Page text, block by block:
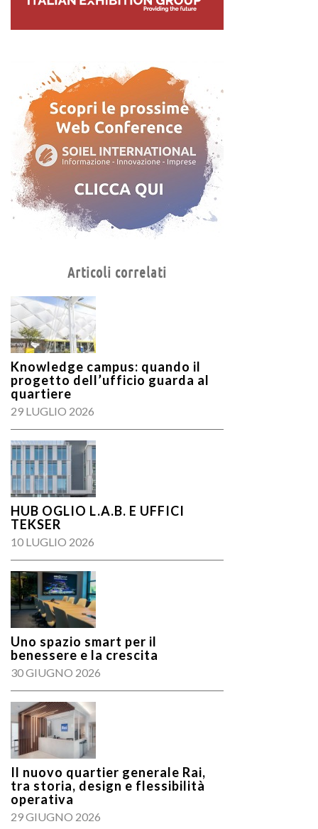
Articoli correlati
Knowledge campus: quando il
progetto dell’ufficio guarda al
quartiere
29 LUGLIO 2026
HUB OGLIO L.A.B. E UFFICI
TEKSER
10 LUGLIO 2026
Uno spazio smart per il
benessere e la crescita
30 GIUGNO 2026
Il nuovo quartier generale Rai,
tra storia, design e flessibilità
operativa
29 GIUGNO 2026